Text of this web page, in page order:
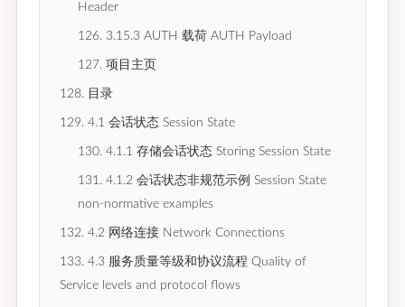
Header
126. 3.15.3 AUTH 载荷 AUTH Payload
127. 项目主页
128. 目录
129. 4.1 会话状态 Session State
130. 4.1.1 存储会话状态 Storing Session State
131. 4.1.2 会话状态非规范示例 Session State
non-normative examples
132. 4.2 网络连接 Network Connections
133. 4.3 服务质量等级和协议流程 Quality of
Service levels and protocol flows